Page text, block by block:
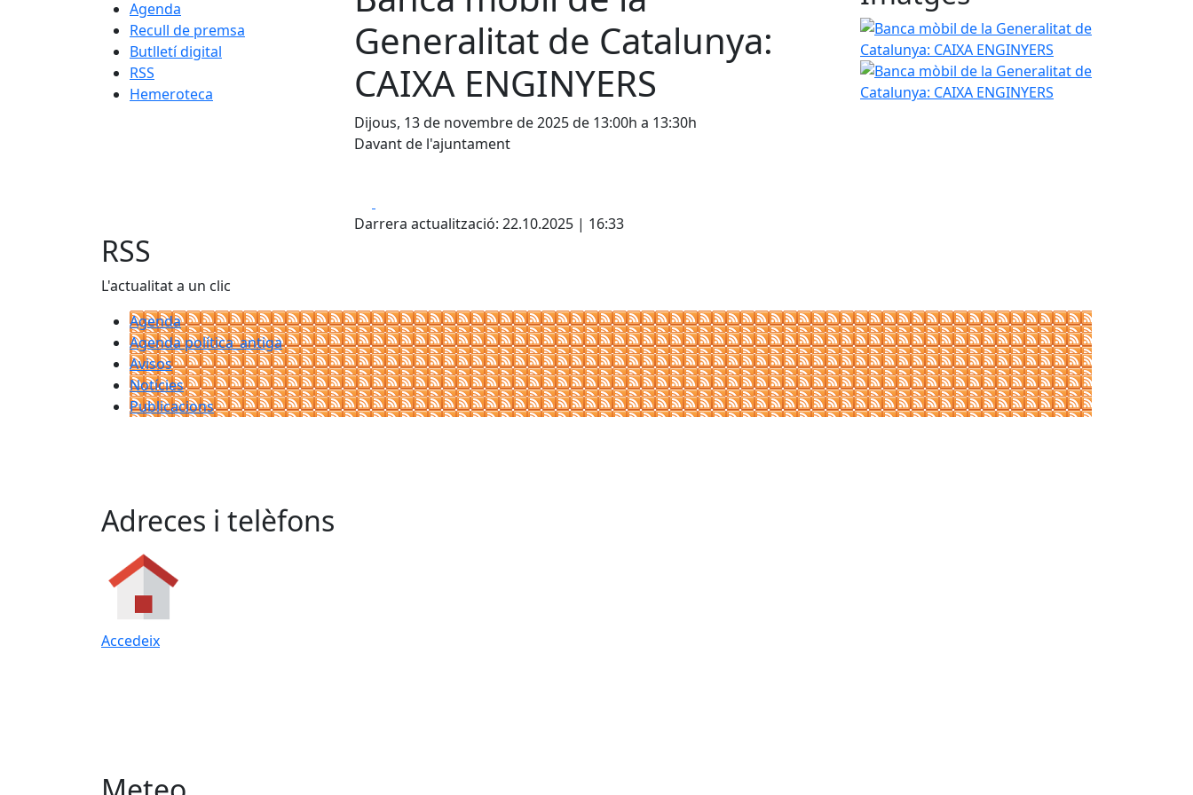
Agenda
Recull de premsa
Butlletí digital
RSS
Hemeroteca
Generalitat de Catalunya:
CAIXA ENGINYERS
Dijous, 13 de novembre de 2025 de 13:00h a 13:30h
Davant de l'ajuntament
Darrera actualització: 22.10.2025 | 16:33
Banca mòbil de la Generalitat de Catalunya: CAIXA
Banca mòbil de la Generalitat de Catalunya: CAIXA
RSS
L'actualitat a un clic
Agenda
Agenda política_antiga
Avisos
Notícies
Publicacions
Adreces i telèfons
Accedeix